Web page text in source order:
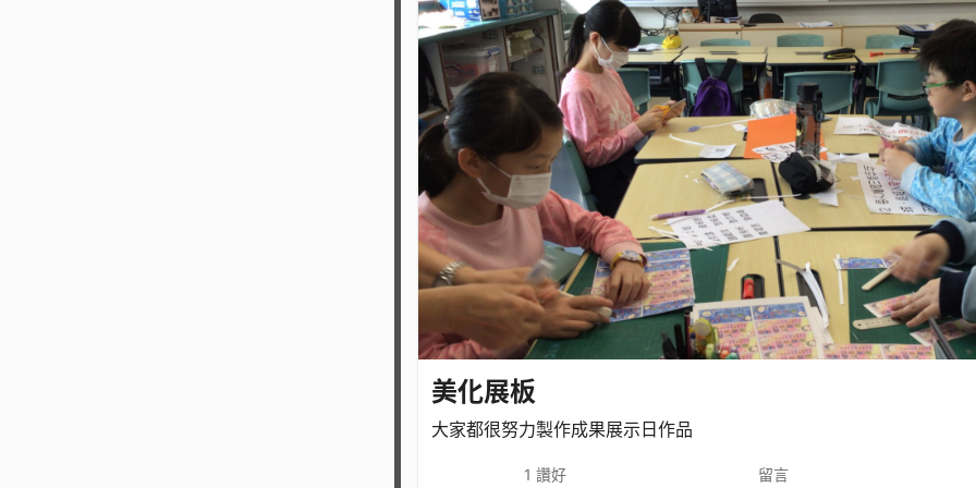
美化展板
大家都很努力製作成果展示日作品
1 讚好 留言